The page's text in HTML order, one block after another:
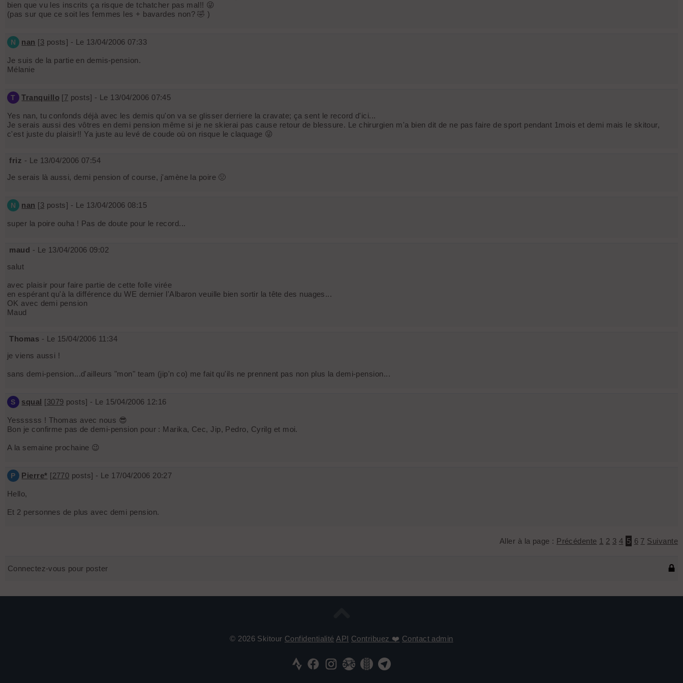
bien que vu les inscrits ça risque de tchatcher pas mal!! 😜
(pas sur que ce soit les femmes les + bavardes non? 🤣 )
N nan [3 posts] - Le 13/04/2006 07:33
Je suis de la partie en demis-pension.
Mélanie
T Tranquillo[7 posts] - Le 13/04/2006 07:45
Yes nan, tu confonds déjà avec les demis qu'on va se glisser derriere la cravate; ça sent le record d'ici...
Je serais aussi des vôtres en demi pension même si je ne skierai pas cause retour de blessure. Le chirurgien m'a bien dit de ne pas faire de sport pendant 1mois et demi mais le skitour,
c'est juste du plaisir!! Ya juste au levé de coude où on risque le claquage 😜
friz - Le 13/04/2006 07:54
Je serais là aussi, demi pension of course, j'amène la poire 🤢
N nan [3 posts] - Le 13/04/2006 08:15
super la poire ouha ! Pas de doute pour le record...
maud - Le 13/04/2006 09:02
salut
avec plaisir pour faire partie de cette folle virée
en espérant qu'à la différence du WE dernier l'Albaron veuille bien sortir la tête des nuages...
OK avec demi pension
Maud
Thomas - Le 15/04/2006 11:34
je viens aussi !
sans demi-pension...d'ailleurs "mon" team (jip'n co) me fait qu'ils ne prennent pas non plus la demi-pension...
S squal [3079 posts] - Le 15/04/2006 12:16
Yessssss ! Thomas avec nous 😎
Bon je confirme pas de demi-pension pour : Marika, Cec, Jip, Pedro, Cyrilg et moi.
A la semaine prochaine 😉
P Pierre* [2770 posts] - Le 17/04/2006 20:27
Hello,
Et 2 personnes de plus avec demi pension.
Aller à la page : Précédente 1 2 3 4 5 6 7 Suivante
Connectez-vous pour poster
© 2026 Skitour Confidentialité API Contribuez ❤️ Contact admin